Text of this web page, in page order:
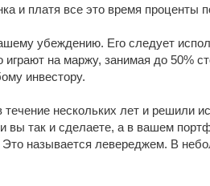
и платя все это время проценты
убеждению. Его следует
на маржу, занимая до 50%
инвестору.
нескольких лет и решили
вы так и сделаете, а в вашем
Это называется левереджем. В